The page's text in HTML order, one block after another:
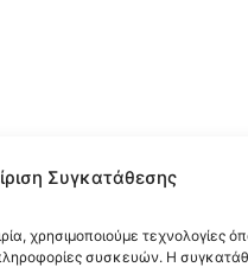
Συγκατάθεσης
χρησιμοποιούμε τεχνολογίες
συσκευών. Η